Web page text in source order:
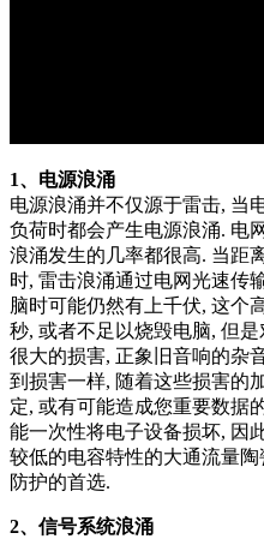
1、电源浪涌
电源浪涌并不仅源于雷击, 当
负荷时都会产生电源浪涌. 电
浪涌发生的几率都很高. 当距
时, 雷击浪涌通过电网光速传
脑时可能仍然有上千伏, 这个
秒, 或者不足以烧毁电脑, 但
很大的损害, 正象旧音响的杂
到损害一样, 随着这些损害的
定, 或有可能造成您重要数据
能一次性将电子设备损坏, 因
较低的电容特性的大通流量
防护的首选.
2、信号系统浪涌